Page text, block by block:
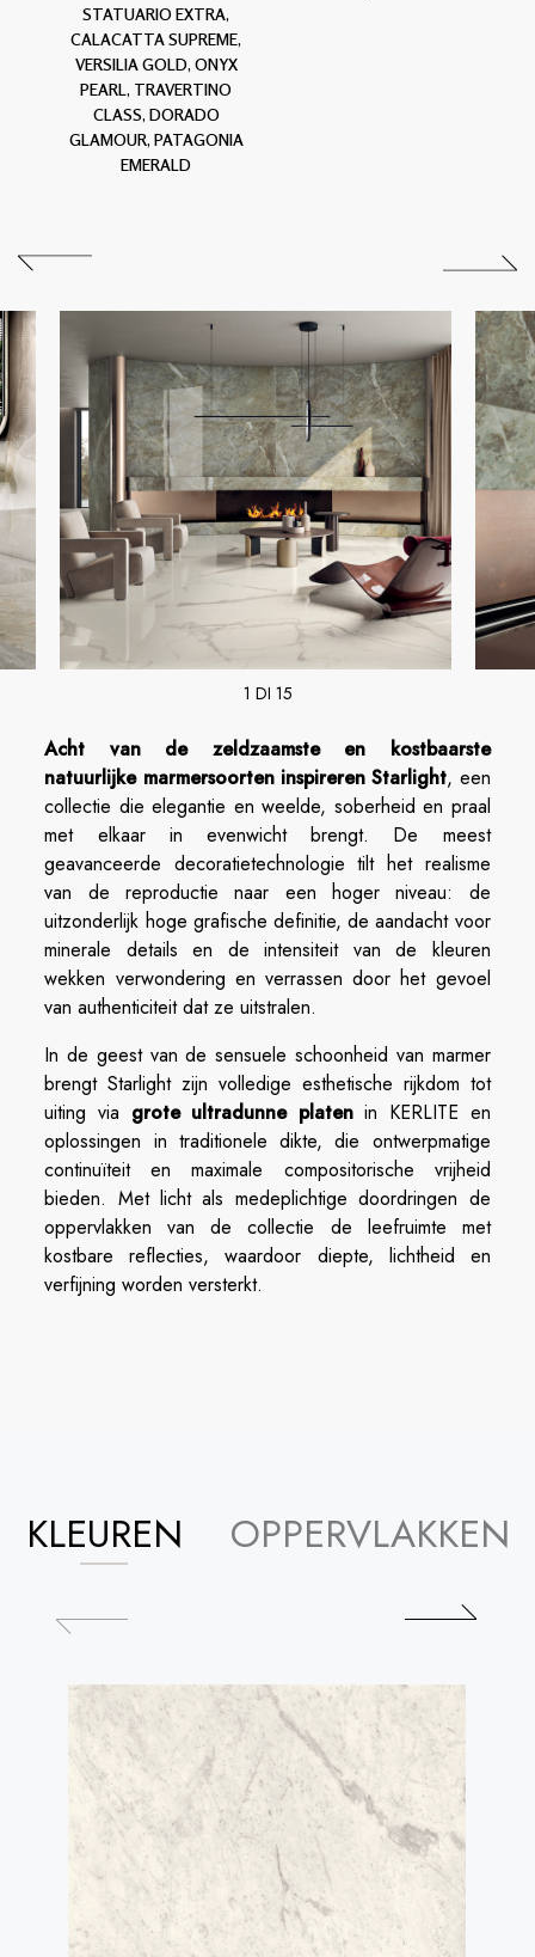
STATUARIO EXTRA,
CALACATTA SUPREME,
VERSILIA GOLD, ONYX
PEARL, TRAVERTINO
CLASS, DORADO
GLAMOUR, PATAGONIA
EMERALD
1 DI 15
Acht van de zeldzaamste en kostbaarste
natuurlijke marmersoorten inspireren Starlight, een
collectie die elegantie en weelde, soberheid en praal
met elkaar in evenwicht brengt. De meest
geavanceerde decoratietechnologie tilt het realisme
van de reproductie naar een hoger niveau: de
uitzonderlijk hoge grafische definitie, de aandacht voor
minerale details en de intensiteit van de kleuren
wekken verwondering en verrassen door het gevoel
van authenticiteit dat ze uitstralen.
In de geest van de sensuele schoonheid van marmer
brengt Starlight zijn volledige esthetische rijkdom tot
uiting via grote ultradunne platenin KERLITE en
oplossingen in traditionele dikte, die ontwerpmatige
continuïteit en maximale compositorische vrijheid
bieden. Met licht als medeplichtige doordringen de
oppervlakken van de collectie de leefruimte met
kostbare reflecties, waardoor diepte, lichtheid en
verfijning worden versterkt.
KLEUREN OPPERVLAKKEN